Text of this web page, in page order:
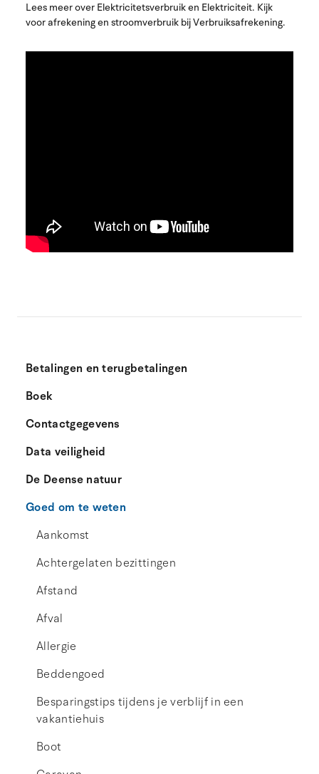
Betalingen en terugbetalingen
Boek
Contactgegevens
Data veiligheid
De Deense natuur
Goed om te weten
Aankomst
Achtergelaten bezittingen
Afstand
Afval
Allergie
Beddengoed
Besparingstips tijdens je verblijf in een
vakantiehuis
Boot
Lees meer over Elektricitetsverbruik en Elektriciteit. Kijk
voor afrekening en stroomverbruik bij Verbruiksafrekening.